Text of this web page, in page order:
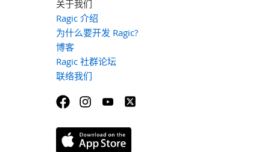
关于我们
Ragic 介绍
为什么要开发 Ragic?
博客
Ragic 社群论坛
联络我们